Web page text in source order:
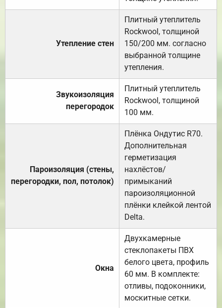
Утепление стен
Плитный утеплитель
Rockwool, толщиной
150/200 мм. согласно
выбранной толщине
утепления.
Звукоизоляция
перегородок
Плитный утеплитель
Rockwool, толщиной
100 мм.
Пароизоляция (стены,
перегородки, пол, потолок)
Плёнка Ондутис R70.
Дополнительная
герметизация
нахлёстов/
примыканий
пароизоляционной
плёнки клейкой лентой
Delta.
Окна
Двухкамерные
стеклопакеты ПВХ
белого цвета, профиль
60 мм. В комплекте:
отливы, подоконники,
москитные сетки.